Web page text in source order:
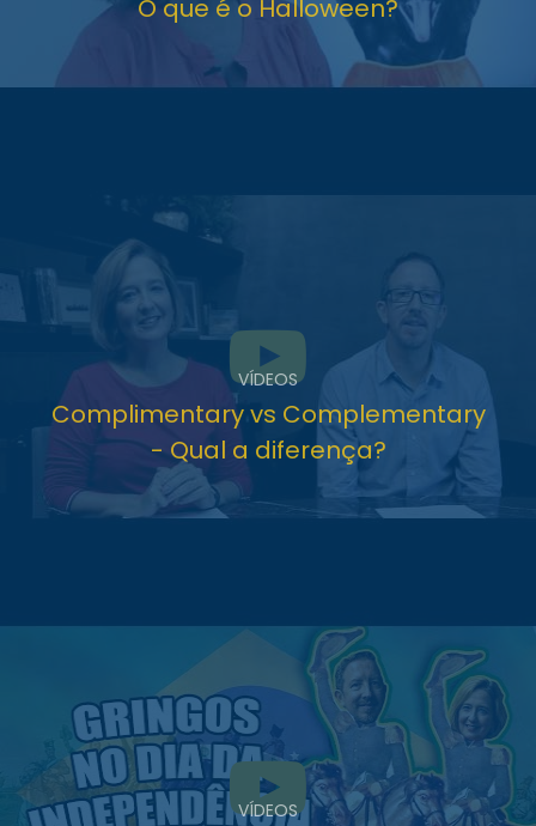
O que é o Halloween?
VÍDEOS
Complimentary vs Complementary
- Qual a diferença?
VÍDEOS